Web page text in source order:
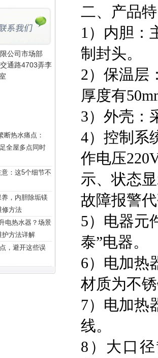
公司市场部
通路4703弄李
断热水痛点：
全屋多点同时
：这5个细节不
，内胆除垢镁
修方法
电热水器？场景
护方法详解
，避开这些误
二、产品
1）内胆：
制封头。
2）保温层
厚度有
3）外壳：
4）控制系
作电压
示、状态
故障报警
5）电器元
泰”电器。
6）电加热
材质为不
7）电加热
线。
8）大口